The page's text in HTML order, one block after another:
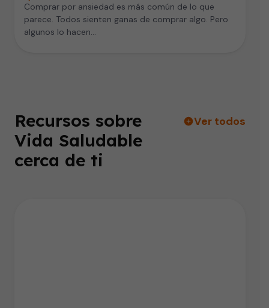
Comprar por ansiedad es más común de lo que
parece. Todos sienten ganas de comprar algo. Pero
algunos lo hacen…
Recursos sobre
Vida Saludable
cerca de ti
Ver todos